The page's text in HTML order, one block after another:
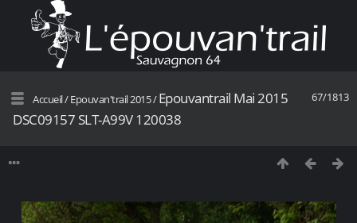
67/1813
Accueil/Epouvan'trail 2015/Epouvantrail Mai 2015
DSC09157 SLT-A99V 120038